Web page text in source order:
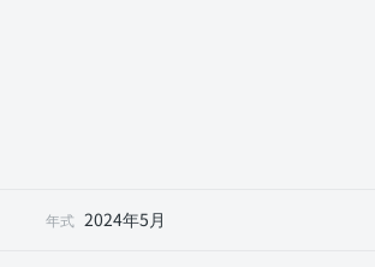
年式 2024年5月